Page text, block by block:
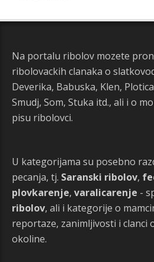
Na portalu ribolov mozete
ribolovackih clanaka o
Deverika, Babuska, Klen,
Smudj, Som, Stuka itd., ali i o
pisu ribolovci.
U kategorijama su posebno
pecanja, tj. Saranski ribolov,
plovkarenje, varalicarenje -
ribolov, ali i kategorije o
reportaze, zanimljivosti i clanci
okoline.